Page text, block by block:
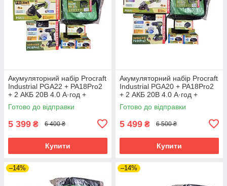
Акумуляторний набір Procraft
Industrial PGA22 + PA18Pro2
+ 2 АКБ 20В 4.0 А·год +
Зарядний пристрій
Charger20/1 Eco + Сумка
Готово до відправки
5 399 ₴ 6 400 ₴
Купити
Акумуляторний набір Procraft
Industrial PGA20 + PA18Pro2
+ 2 АКБ 20В 4.0 А·год +
Зарядний пристрій
Charger20/1 Eco + Сумка
Готово до відправки
5 499 ₴ 6 500 ₴
Купити
–14% –14%